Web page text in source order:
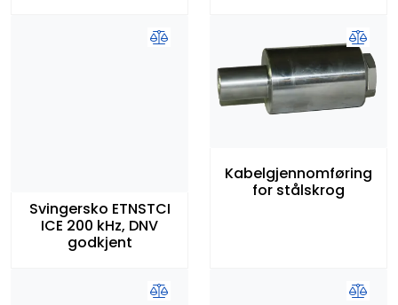
Svingersko ETNSTCI
ICE 200 kHz, DNV
godkjent
Kabelgjennomføring
for stålskrog